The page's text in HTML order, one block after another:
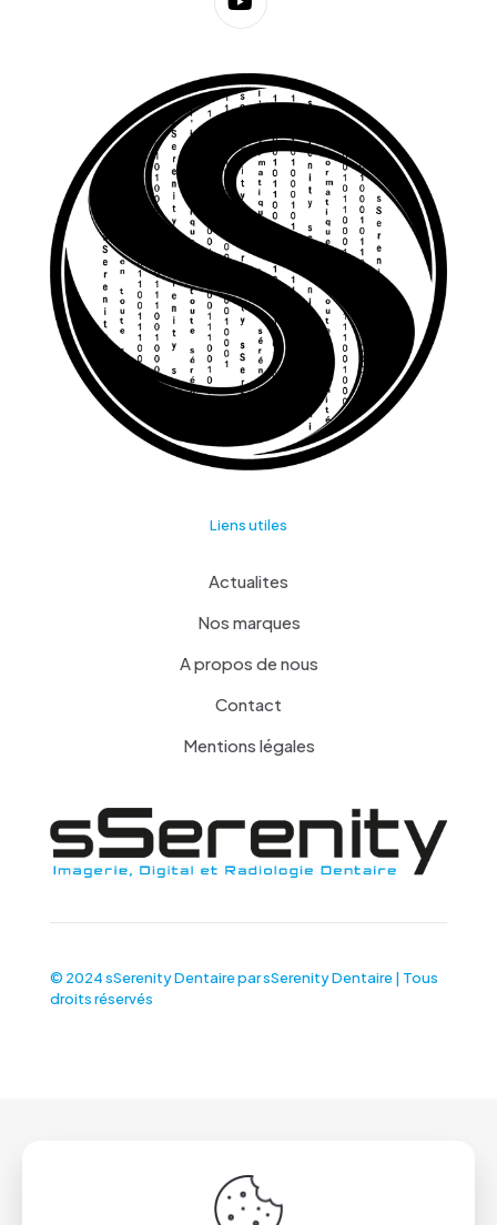
Liens utiles
Actualites
Nos marques
A propos de nous
Contact
Mentions légales
© 2024 sSerenity Dentaire parsSerenity Dentaire| Tous
droits réservés